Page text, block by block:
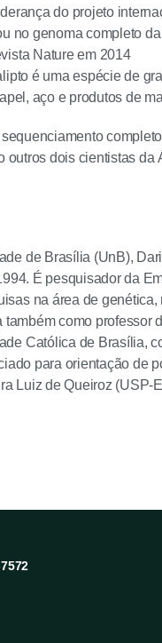
do projeto
no genoma completo
Nature em 2014
é uma espécie de
aço e produtos de
dois cientistas
de Brasília (UnB),
É pesquisador da
na área de
como professor
Católica de Brasília,
para orientação de
Luiz de Queiroz (USP-